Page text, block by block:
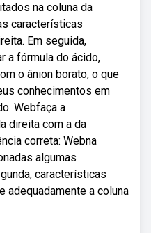
na coluna da
características
Em seguida,
a fórmula do ácido,
o ânion borato, o que
conhecimentos em
Webfaça a
direita com a da
correta: Webna
algumas
características
a coluna